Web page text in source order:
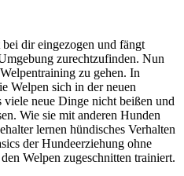
dir eingezogen und fängt
zurechtzufinden. Nun
zu gehen. In
Welpen sich in der neuen
neue Dinge nicht beißen und
Wie sie mit anderen Hunden
lernen hündisches Verhalten
der Hundeerziehung ohne
Welpen zugeschnitten trainiert.